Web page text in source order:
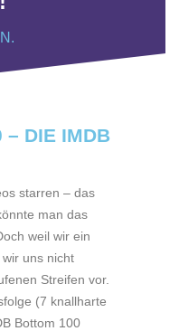
– DIE IMDB
starren – das
man das
weil wir ein
uns nicht
Streifen vor.
(7 knallharte
Bottom 100